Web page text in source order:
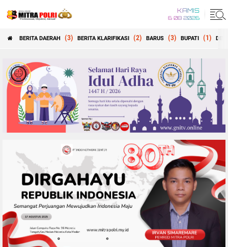
KAMIS
6 08 2026
BERITA DAERAH (3) BERITA KLARIFIKASI (2) BARUS (3) BUPATI (1)